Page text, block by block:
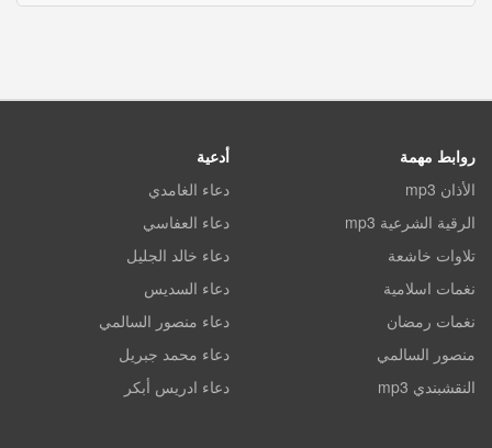
روابط مهمة
الأذان mp3
الرقية الشرعية mp3
تلاوات خاشعة
نغمات اسلامية
نغمات رمضان
منصور السالمي
النقشبندي mp3
أدعية
دعاء الغامدي
دعاء العفاسي
دعاء خالد الجليل
دعاء السديس
دعاء منصور السالمي
دعاء محمد جبريل
دعاء ادريس أبكر